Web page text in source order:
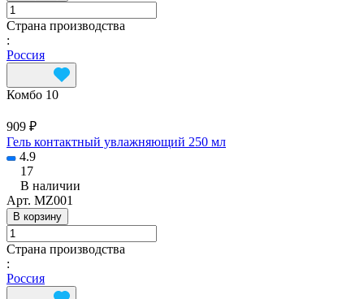
Страна производства
:
Россия
Комбо 10
909 ₽
Гель контактный увлажняющий 250 мл
4.9
17
В наличии
Арт. MZ001
В корзину
Страна производства
:
Россия